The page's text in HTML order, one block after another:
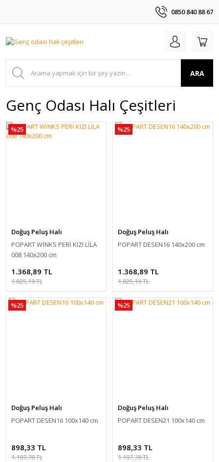
0850 840 88 67
ARA
Genç Odası Halı Çeşitleri
%25
Doğuş Peluş Halı
POPART WİNKS PERİ KIZI LİLA
008 140x200 cm
1.368,89 TL
1.825,19 TL
%25
Doğuş Peluş Halı
POPART DESEN16 140x200 cm
1.368,89 TL
1.825,19 TL
%25
Doğuş Peluş Halı
POPART DESEN16 100x140 cm
898,33 TL
1.197,78 TL
%25
Doğuş Peluş Halı
POPART DESEN21 100x140 cm
898,33 TL
1.197,78 TL